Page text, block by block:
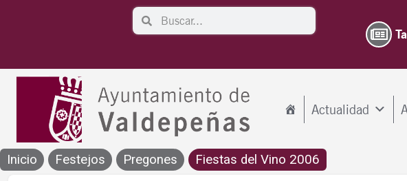
SearchSearch
Actualidad
Inicio Festejos Pregones Fiestas del Vino 2006